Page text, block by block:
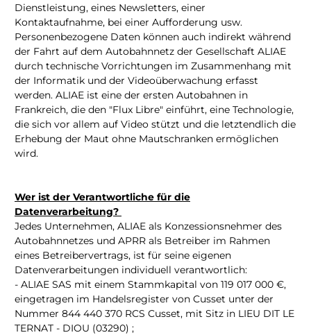
Dienstleistung, eines Newsletters, einer
Kontaktaufnahme, bei einer Aufforderung usw.
Personenbezogene Daten können auch indirekt während
der Fahrt auf dem Autobahnnetz der Gesellschaft ALIAE
durch technische Vorrichtungen im Zusammenhang mit
der Informatik und der Videoüberwachung erfasst
werden. ALIAE ist eine der ersten Autobahnen in
Frankreich, die den "Flux Libre" einführt, eine Technologie,
die sich vor allem auf Video stützt und die letztendlich die
Erhebung der Maut ohne Mautschranken ermöglichen
wird.
Wer ist der Verantwortliche für die
Datenverarbeitung?
Jedes Unternehmen, ALIAE als Konzessionsnehmer des
Autobahnnetzes und APRR als Betreiber im Rahmen
eines Betreibervertrags, ist für seine eigenen
Datenverarbeitungen individuell verantwortlich:
- ALIAE SAS mit einem Stammkapital von 119 017 000 €,
eingetragen im Handelsregister von Cusset unter der
Nummer 844 440 370 RCS Cusset, mit Sitz in LIEU DIT LE
TERNAT - DIOU (03290) ;